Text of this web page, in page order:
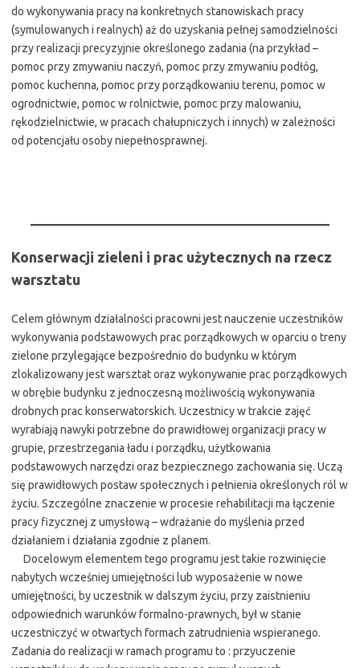
do wykonywania pracy na konkretnych stanowiskach pracy
(symulowanych i realnych) aż do uzyskania pełnej samodzielności
przy realizacji precyzyjnie określonego zadania (na przykład –
pomoc przy zmywaniu naczyń, pomoc przy zmywaniu podłóg,
pomoc kuchenna, pomoc przy porządkowaniu terenu, pomoc w
ogrodnictwie, pomoc w rolnictwie, pomoc przy malowaniu,
rękodzielnictwie, w pracach chałupniczych i innych) w zależności
od potencjału osoby niepełnosprawnej.
Konserwacji zieleni i prac użytecznych na rzecz
warsztatu
Celem głównym działalności pracowni jest nauczenie uczestników
wykonywania podstawowych prac porządkowych w oparciu o treny
zielone przylegające bezpośrednio do budynku w którym
zlokalizowany jest warsztat oraz wykonywanie prac porządkowych
w obrębie budynku z jednoczesną możliwością wykonywania
drobnych prac konserwatorskich. Uczestnicy w trakcie zajęć
wyrabiają nawyki potrzebne do prawidłowej organizacji pracy w
grupie, przestrzegania ładu i porządku, użytkowania
podstawowych narzędzi oraz bezpiecznego zachowania się. Uczą
się prawidłowych postaw społecznych i pełnienia określonych ról w
życiu. Szczególne znaczenie w procesie rehabilitacji ma łączenie
pracy fizycznej z umysłową – wdrażanie do myślenia przed
działaniem i działania zgodnie z planem.
Docelowym elementem tego programu jest takie rozwinięcie
nabytych wcześniej umiejętności lub wyposażenie w nowe
umiejętności, by uczestnik w dalszym życiu, przy zaistnieniu
odpowiednich warunków formalno-prawnych, był w stanie
uczestniczyć w otwartych formach zatrudnienia wspieranego.
Zadania do realizacji w ramach programu to : przyuczenie